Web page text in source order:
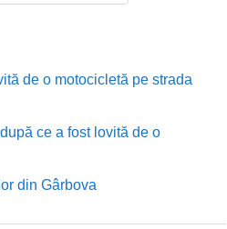
de o motocicletă pe strada
ce a fost lovită de o
din Gârbova